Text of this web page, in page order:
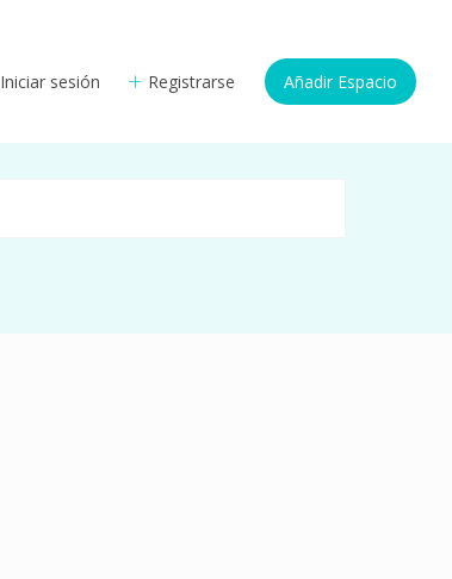
Iniciar sesión Registrarse Añadir Espacio